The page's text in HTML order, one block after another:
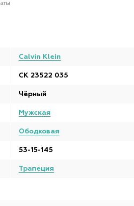
Calvin Klein
CK 23522 035
Чёрный
Мужская
Ободковая
53-15-145
Трапеция